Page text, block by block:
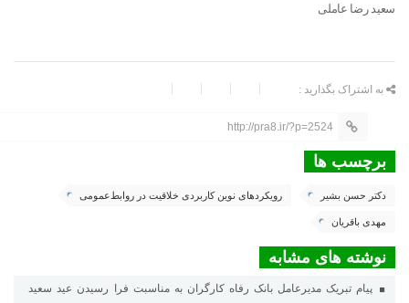
سعید رضا عاملی
به اشتراک بگذارید :
http://pra8.ir/?p=2524
برچسب ها
دکتر حسن بشیر رویکردهای نوین کاربردی خلاقیت در روابط‌عمومی
مهدی باقریان
نوشته های مشابه
پیام تبریک مدیرعامل بانک رفاه کارگران به مناسبت فرا رسیدن عید سعید